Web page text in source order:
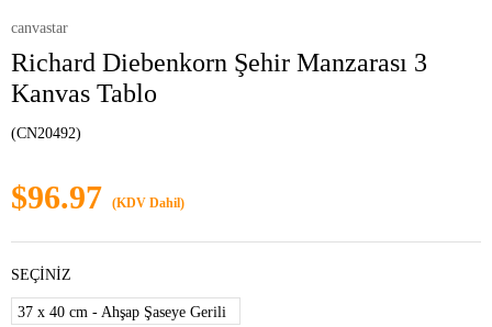
canvastar
Richard Diebenkorn Şehir Manzarası 3
Kanvas Tablo
(CN20492)
$96.97 (KDV Dahil)
SEÇİNİZ
37 x 40 cm - Ahşap Şaseye Gerili